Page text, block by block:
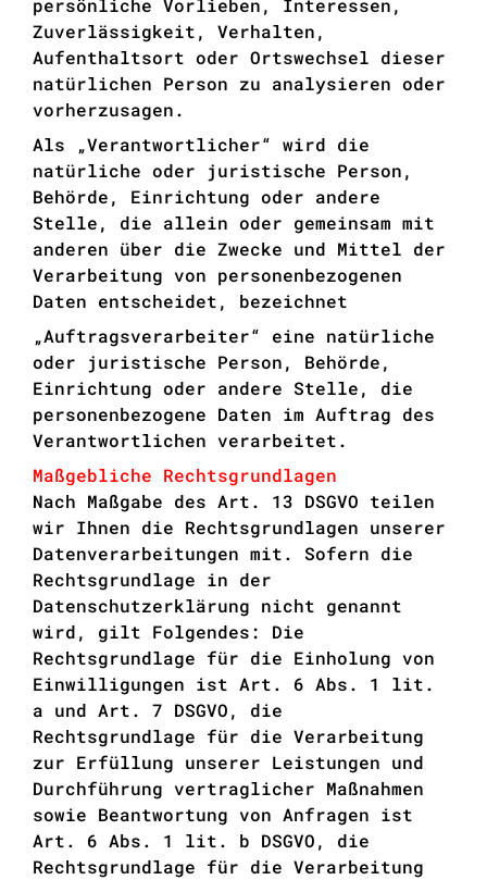
persönliche Vorlieben, Interessen,
Zuverlässigkeit, Verhalten,
Aufenthaltsort oder Ortswechsel dieser
natürlichen Person zu analysieren oder
vorherzusagen.
Als „Verantwortlicher“ wird die
natürliche oder juristische Person,
Behörde, Einrichtung oder andere
Stelle, die allein oder gemeinsam mit
anderen über die Zwecke und Mittel der
Verarbeitung von personenbezogenen
Daten entscheidet, bezeichnet
„Auftragsverarbeiter“ eine natürliche
oder juristische Person, Behörde,
Einrichtung oder andere Stelle, die
personenbezogene Daten im Auftrag des
Verantwortlichen verarbeitet.
Maßgebliche Rechtsgrundlagen
Nach Maßgabe des Art. 13 DSGVO teilen
wir Ihnen die Rechtsgrundlagen unserer
Datenverarbeitungen mit. Sofern die
Rechtsgrundlage in der
Datenschutzerklärung nicht genannt
wird, gilt Folgendes: Die
Rechtsgrundlage für die Einholung von
Einwilligungen ist Art. 6 Abs. 1 lit.
a und Art. 7 DSGVO, die
Rechtsgrundlage für die Verarbeitung
zur Erfüllung unserer Leistungen und
Durchführung vertraglicher Maßnahmen
sowie Beantwortung von Anfragen ist
Art. 6 Abs. 1 lit. b DSGVO, die
Rechtsgrundlage für die Verarbeitung